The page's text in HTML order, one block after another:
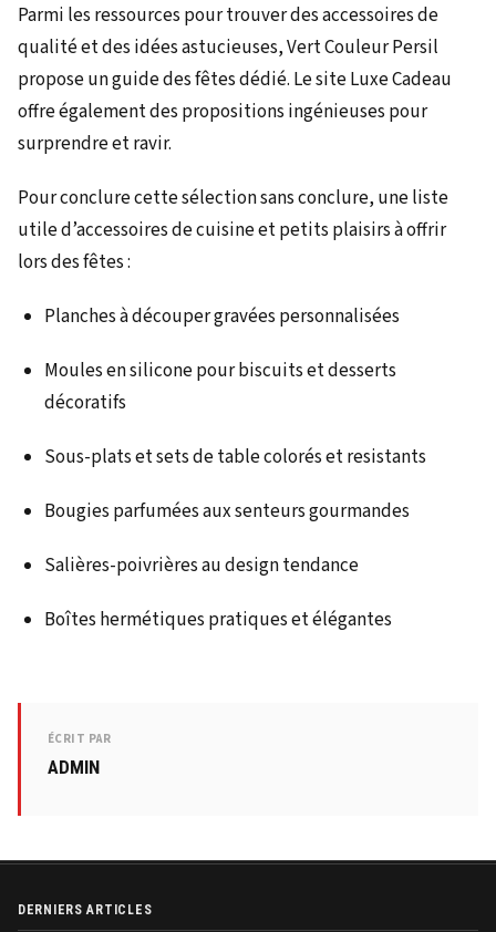
Parmi les ressources pour trouver des accessoires de
qualité et des idées astucieuses, Vert Couleur Persil
propose un guide des fêtes dédié. Le site Luxe Cadeau
offre également des propositions ingénieuses pour
surprendre et ravir.
Pour conclure cette sélection sans conclure, une liste
utile d’accessoires de cuisine et petits plaisirs à offrir
lors des fêtes :
Planches à découper gravées personnalisées
Moules en silicone pour biscuits et desserts
décoratifs
Sous-plats et sets de table colorés et resistants
Bougies parfumées aux senteurs gourmandes
Salières-poivrières au design tendance
Boîtes hermétiques pratiques et élégantes
ÉCRIT PAR
ADMIN
DERNIERS ARTICLES